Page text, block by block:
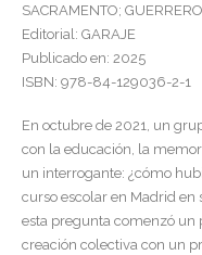
SACRAMENTO;
Editorial: GARAJE
Publicado en: 2025
ISBN: 978-84-129036-2-1
En octubre de 2021, un
con la educación, la
un interrogante: ¿cómo
curso escolar en Madrid en
esta pregunta comenzó un
creación colectiva con un